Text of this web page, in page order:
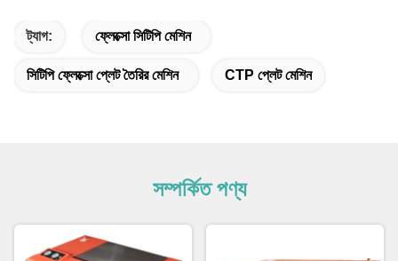
ট্যাগ: ফ্লেক্সো সিটিপি মেশিন
সিটিপি ফ্লেক্সো প্লেট তৈরির মেশিন CTP প্লেট মেশিন
সম্পর্কিত পণ্য